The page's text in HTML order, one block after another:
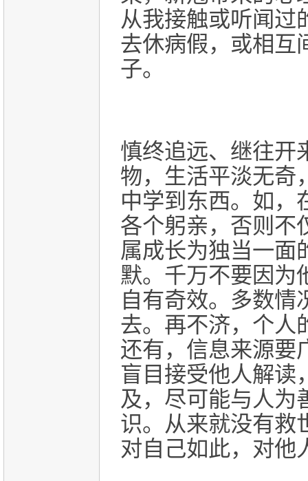
从我接触或听闻过
去休病假，或相互
子。
慎终追远、继往开
物，生活平淡无奇
中学到东西。如，
各个躬亲，否则不
属成长为独当一面
默。千万不要因为
自有奇效。多数情
去。再不济，个人
还有，信息来源要
盲目接受他人解读
及，尽可能与人为
识。从来就没有救
对自己如此，对他